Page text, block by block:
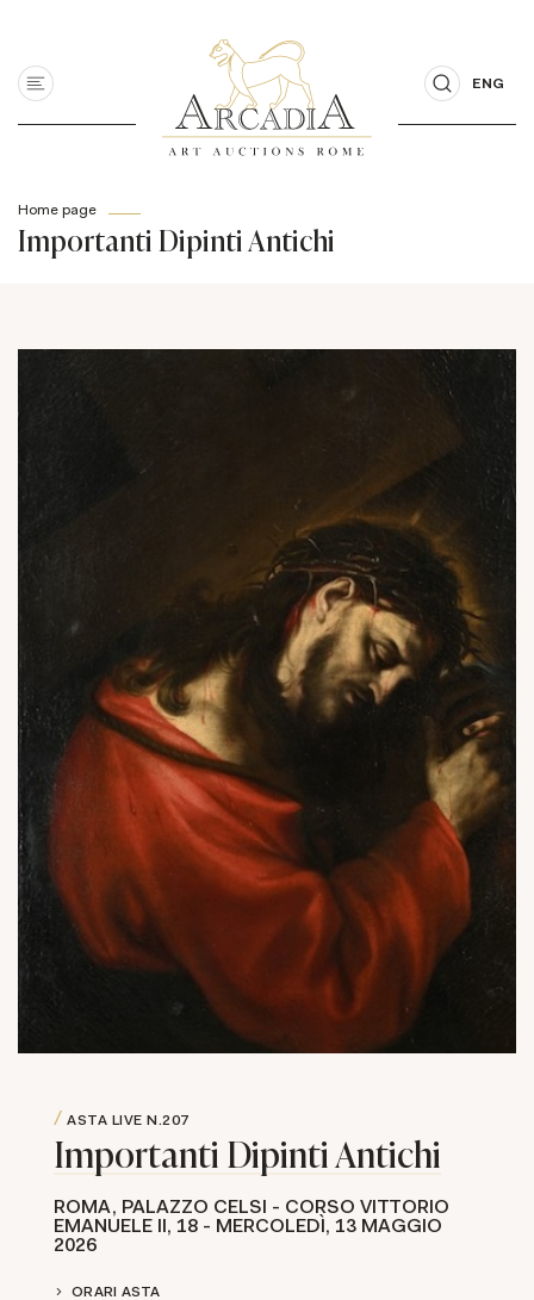
ENG
Home page
Importanti Dipinti Antichi
ASTA LIVE N.207
Importanti Dipinti Antichi
ROMA, PALAZZO CELSI - CORSO VITTORIO
EMANUELE II, 18 - MERCOLEDÌ, 13 MAGGIO
2026
ORARI ASTA